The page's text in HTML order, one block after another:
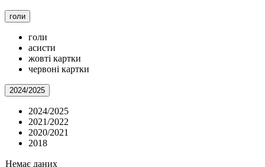
голи
голи
асисти
жовті картки
червоні картки
2024/2025
2024/2025
2021/2022
2020/2021
2018
Немає даних